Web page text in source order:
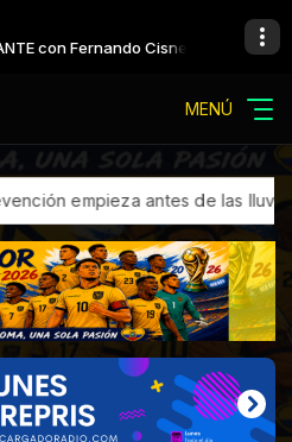
Fernando Cisneros
MENÚ
antes de las lluvias: claves para